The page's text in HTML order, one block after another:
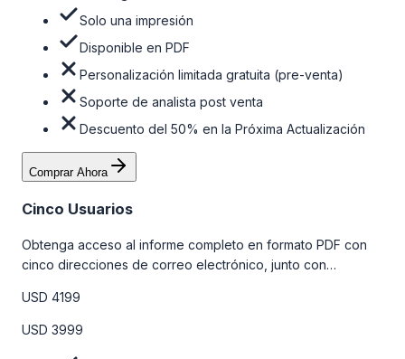
Solo una impresión
Disponible en PDF
Personalización limitada gratuita (pre-venta)
Soporte de analista post venta
Descuento del 50% en la Próxima Actualización
Comprar Ahora
Cinco Usuarios
Obtenga acceso al informe completo en formato PDF con
cinco direcciones de correo electrónico, junto con
venta y el soporte post-venta de nuestros analistas. Para
obtener más información, consulte la tabla de precios a
USD 4199
USD 3999